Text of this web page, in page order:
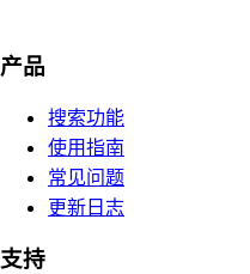
产品
搜索功能
使用指南
常见问题
更新日志
支持